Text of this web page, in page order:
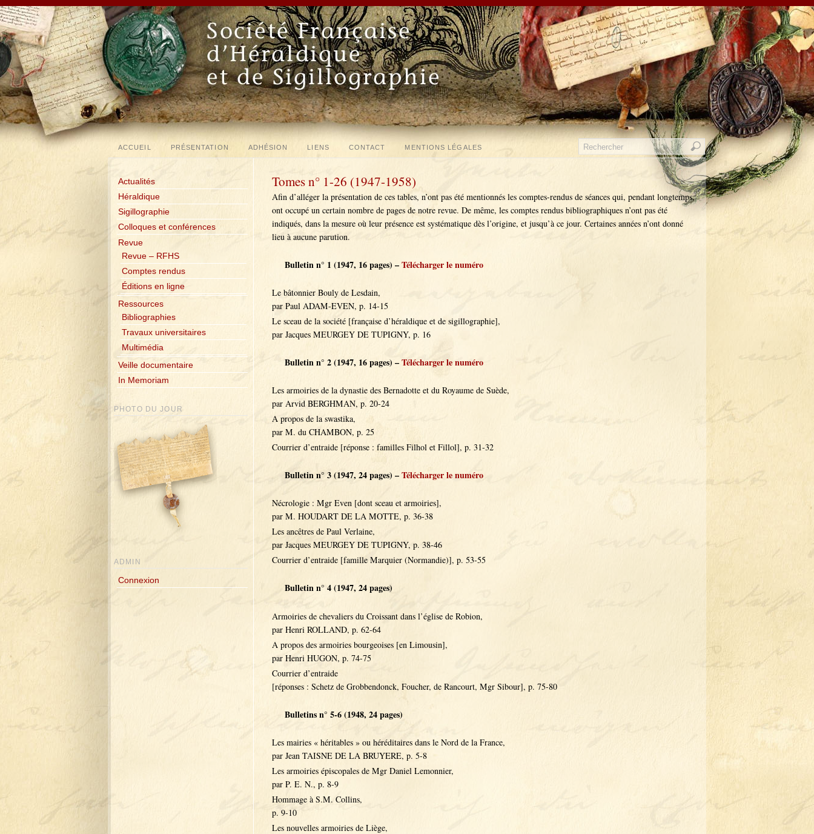
ACCUEIL PRÉSENTATION ADHÉSION LIENS CONTACT MENTIONS LÉGALES
Tomes n° 1-26 (1947-1958)
Afin d’alléger la présentation de ces tables, n’ont pas été mentionnés les comptes-rendus de séances qui, pendant longtemps,
ont occupé un certain nombre de pages de notre revue. De même, les comptes rendus bibliographiques n’ont pas été
indiqués, dans la mesure où leur présence est systématique dès l’origine, et jusqu’à ce jour. Certaines années n’ont donné
lieu à aucune parution.
Bulletin n° 1 (1947, 16 pages) –Télécharger le numéro
Le bâtonnier Bouly de Lesdain,
par Paul ADAM-EVEN, p. 14-15
Le sceau de la société [française d’héraldique et de sigillographie],
par Jacques MEURGEY DE TUPIGNY, p. 16
Bulletin n° 2 (1947, 16 pages) –Télécharger le numéro
Les armoiries de la dynastie des Bernadotte et du Royaume de Suède,
par Arvid BERGHMAN, p. 20-24
A propos de la swastika,
par M. du CHAMBON, p. 25
Courrier d’entraide [réponse : familles Filhol et Fillol], p. 31-32
Bulletin n° 3 (1947, 24 pages) –Télécharger le numéro
Nécrologie : Mgr Even [dont sceau et armoiries],
par M. HOUDART DE LA MOTTE, p. 36-38
Les ancêtres de Paul Verlaine,
par Jacques MEURGEY DE TUPIGNY, p. 38-46
Courrier d’entraide [famille Marquier (Normandie)], p. 53-55
Bulletin n° 4 (1947, 24 pages)
Armoiries de chevaliers du Croissant dans l’église de Robion,
par Henri ROLLAND, p. 62-64
A propos des armoiries bourgeoises [en Limousin],
par Henri HUGON, p. 74-75
Courrier d’entraide
[réponses : Schetz de Grobbendonck, Foucher, de Rancourt, Mgr Sibour], p. 75-80
Bulletins n° 5-6 (1948, 24 pages)
Les mairies « héritables » ou héréditaires dans le Nord de la France,
par Jean TAISNE DE LA BRUYERE, p. 5-8
Les armoiries épiscopales de Mgr Daniel Lemonnier,
par P. E. N., p. 8-9
Hommage à S.M. Collins,
p. 9-10
Les nouvelles armoiries de Liège,
Actualités
Héraldique
Sigillographie
Colloques et conférences
Revue
Revue – RFHS
Comptes rendus
Éditions en ligne
Ressources
Bibliographies
Travaux universitaires
Multimédia
Veille documentaire
In Memoriam
PHOTO DU JOUR
ADMIN
Connexion